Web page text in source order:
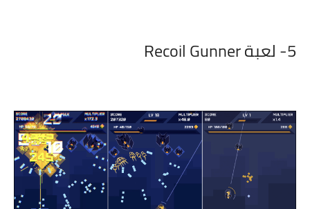
5- لعبة Recoil Gunner